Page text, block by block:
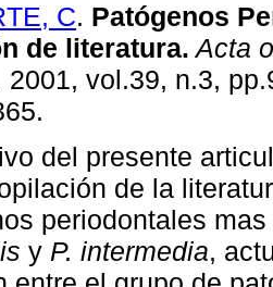
C. Patógenos
de literatura. Acta
2001, vol.39, n.3,
del presente
de la
periodontales
y P. intermedia,